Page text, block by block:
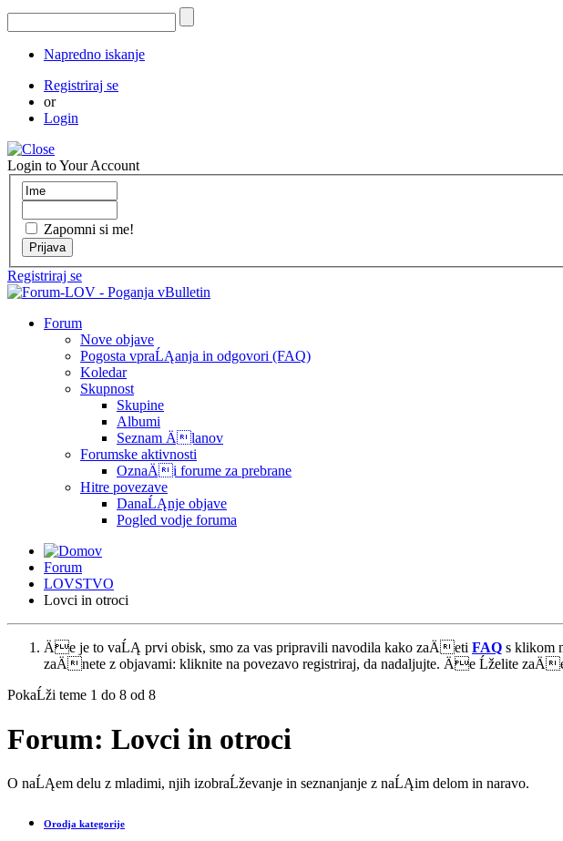
Napredno iskanje
Registriraj se
or
Login
Login to Your Account
Zapomni si me!
Registriraj se
Forum
Nove objave
Pogosta vpraĹĄanja in odgovori (FAQ)
Koledar
Skupnost
Skupine
Albumi
Seznam Älanov
Forumske aktivnosti
OznaÄi forume za prebrane
Hitre povezave
DanaĹĄnje objave
Pogled vodje foruma
Forum
LOVSTVO
Lovci in otroci
Äe je to vaĹĄ prvi obisk, smo za vas pripravili navodila kako zaÄeti FAQ s klikom
zaÄnete z objavami: kliknite na povezavo registriraj, da nadaljujte. Äe Ĺželite
PokaĹži teme 1 do 8 od 8
Forum: Lovci in otroci
O naĹĄem delu z mladimi, njih izobraĹževanje in seznanjanje z naĹĄim delom in naravo.
Orodja kategorije